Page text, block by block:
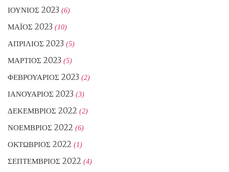
ΙΟΎΝΙΟΣ 2023 (6)
ΜΆΙΟΣ 2023 (10)
ΑΠΡΊΛΙΟΣ 2023 (5)
ΜΆΡΤΙΟΣ 2023 (5)
ΦΕΒΡΟΥΆΡΙΟΣ 2023 (2)
ΙΑΝΟΥΆΡΙΟΣ 2023 (3)
ΔΕΚΈΜΒΡΙΟΣ 2022 (2)
ΝΟΈΜΒΡΙΟΣ 2022 (6)
ΟΚΤΏΒΡΙΟΣ 2022 (1)
ΣΕΠΤΈΜΒΡΙΟΣ 2022 (4)